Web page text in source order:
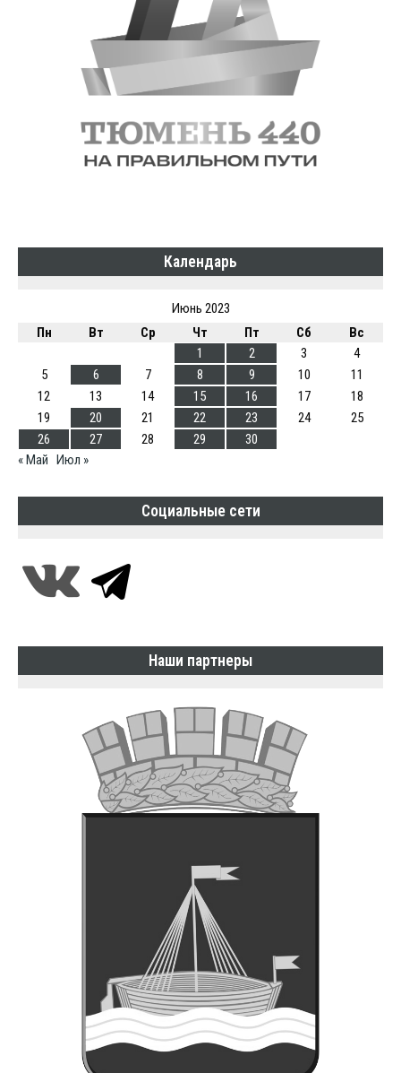
Календарь
Июнь 2023
Пн
Вт Ср Чт Пт Сб
Вс
1
2 3
4
5
6 7 8 9 10
11
12
13 14 15 16 17
18
19
20 21 22 23 24
25
26
27 28 29
30
« Май Июл »
Социальные сети
Наши партнеры